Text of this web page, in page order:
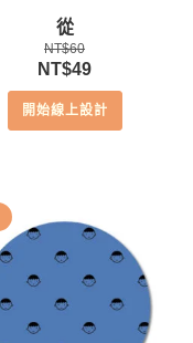
從
NT$60
原
始
價
NT$49目
前
價
開始線上設計